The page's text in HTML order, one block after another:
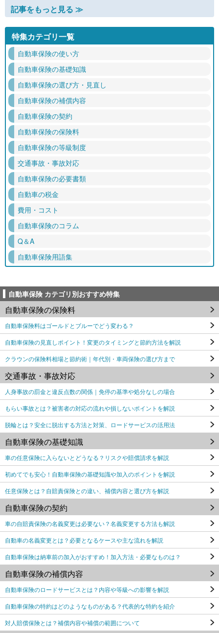
記事をもっと見る ≫
特集カテゴリ一覧
自動車保険の使い方
自動車保険の基礎知識
自動車保険の選び方・見直し
自動車保険の補償内容
自動車保険の契約
自動車保険の保険料
自動車保険の等級制度
交通事故・事故対応
自動車保険の必要書類
自動車の税金
費用・コスト
自動車保険のコラム
Q＆A
自動車保険用語集
自動車保険 カテゴリ別おすすめ特集
自動車保険の保険料
自動車保険料はゴールドとブルーでどう変わる？
自動車保険の見直しポイント！変更のタイミングと節約方法を解説
クラウンの保険料相場と節約術｜年代別・車両保険の選び方まで
交通事故・事故対応
人身事故の罰金と違反点数の関係｜免停の基準や処分なしの場合
もらい事故とは？被害者の対応の流れや損しないポイントを解説
脱輪とは？安全に脱出する方法と対策、ロードサービスの活用法
自動車保険の基礎知識
車の任意保険に入らないとどうなる？リスクや賠償請求を解説
初めてでも安心！自動車保険の基礎知識や加入のポイントを解説
任意保険とは？自賠責保険との違い、補償内容と選び方を解説
自動車保険の契約
車の自賠責保険の名義変更は必要ない？名義変更する方法も解説
自動車の名義変更とは？必要となるケースや主な流れを解説
自動車保険は納車前の加入がおすすめ！加入方法・必要なものは？
自動車保険の補償内容
自動車保険のロードサービスとは？内容や等級への影響を解説
自動車保険の特約はどのようなものがある？代表的な特約を紹介
対人賠償保険とは？補償内容や補償の範囲について